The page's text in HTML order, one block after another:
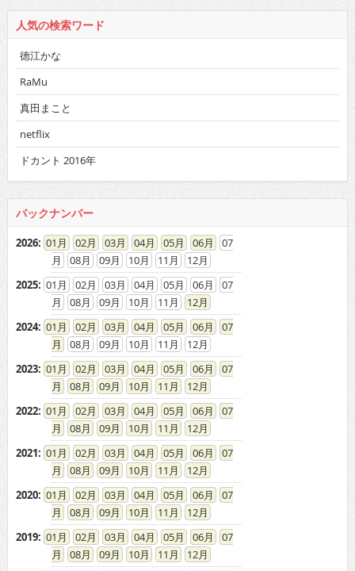
人気の検索ワード
徳江かな
RaMu
真田まこと
netflix
ドカント 2016年
バックナンバー
2026: 01 02 03 04 05 06
07
08
09 10 11
12
2025: 01 02 03 04 05 06
07
08
09 10 11
12
2024: 01 02 03 04 05 06
07
08
09 10 11
12
2023: 01 02 03 04 05 06
07
08
09 10 11
12
2022: 01 02 03 04 05 06
07
08
09 10 11
12
2021: 01 02 03 04 05 06
07
08
09 10 11
12
2020: 01 02 03 04 05 06
07
08
09 10 11
12
2019: 01 02 03 04 05 06
07
08
09 10 11
12